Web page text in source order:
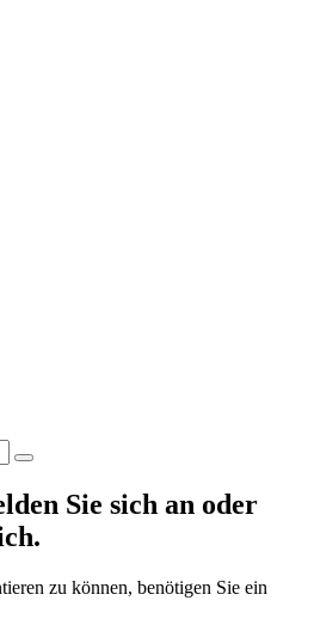
Sie sich an oder
zu können, benötigen Sie ein